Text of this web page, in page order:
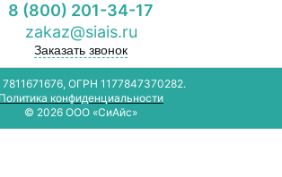
8 (800) 201-34-17
zakaz@siais.ru
Заказать звонок
ОГРН 1177847370282.
Политика конфиденциальности
© 2026 ООО «СиАйс»